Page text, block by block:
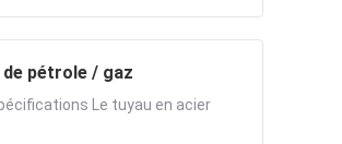
pétrole / gaz
Le tuyau en acier